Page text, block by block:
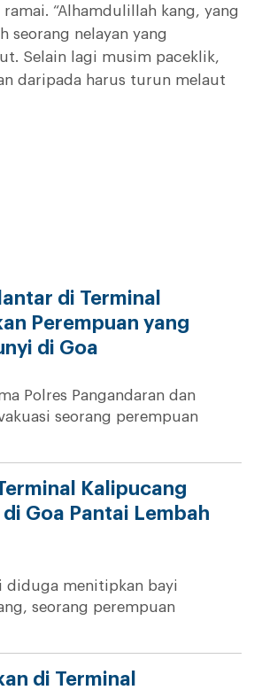
“Alhamdulillah kang, yang
seorang nelayan yang
Selain lagi musim paceklik,
daripada harus turun melaut
di Terminal
Perempuan yang
di Goa
Polres Pangandaran dan
seorang perempuan
Kalipucang
Goa Pantai Lembah
diduga menitipkan bayi
seorang perempuan
di Terminal